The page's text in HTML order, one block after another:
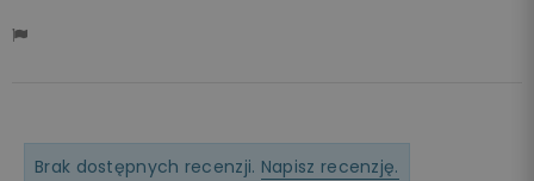
Brak dostępnych recenzji. Napisz recenzję.